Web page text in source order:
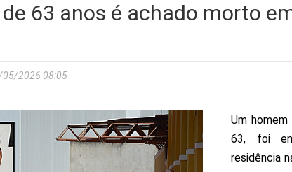
63 anos é achado morto
05/2026 08:05
Um
63, foi
residência